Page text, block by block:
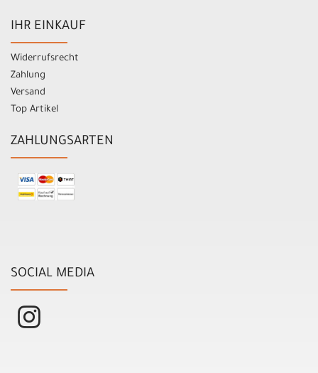
IHR EINKAUF
Widerrufsrecht
Zahlung
Versand
Top Artikel
ZAHLUNGSARTEN
SOCIAL MEDIA